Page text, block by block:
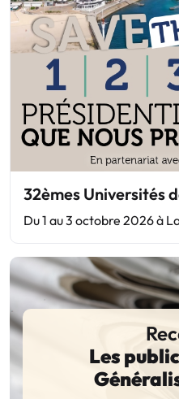
32èmes Universités
Du 1 au 3 octobre 2026 à
Les